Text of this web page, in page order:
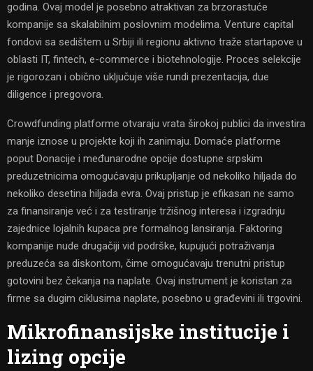
godina. Ovaj model je posebno atraktivan za brzorastuće
kompanije sa skalabilnim poslovnim modelima. Venture capital
fondovi sa sedištem u Srbiji ili regionu aktivno traže startapove u
oblasti IT, fintech, e-commerce i biotehnologije. Proces selekcije
je rigorozan i obično uključuje više rundi prezentacija, due
diligence i pregovora.
Crowdfunding platforme otvaraju vrata širokoj publici da investira
manje iznose u projekte koji ih zanimaju. Domaće platforme
poput Donacije i međunarodne opcije dostupne srpskim
preduzetnicima omogućavaju prikupljanje od nekoliko hiljada do
nekoliko desetina hiljada evra. Ovaj pristup je efikasan ne samo
za finansiranje već i za testiranje tržišnog interesa i izgradnju
zajednice lojalnih kupaca pre formalnog lansiranja. Faktoring
kompanije nude drugačiji vid podrške, kupujući potraživanja
preduzeća sa diskontom, čime omogućavaju trenutni pristup
gotovini bez čekanja na naplate. Ovaj instrument je koristan za
firme sa dugim ciklusima naplate, posebno u građevini ili trgovini.
Mikrofinansijske institucije i
lizing opcije